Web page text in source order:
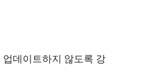
데이트하지 않도록 강